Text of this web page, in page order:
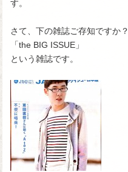
す。
さて、下の雑誌ご存知ですか？
「the BIG ISSUE」
という雑誌です。